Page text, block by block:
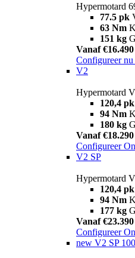
Hypermotard
77.5 pk
63 Nm
151 kg
Vanaf €16.490
Configureer nu
V2
Hypermotard
120,4 pk
94 Nm
180 kg
Vanaf €18.290
Configureer
V2 SP
Hypermotard
120,4 pk
94 Nm
177 kg
Vanaf €23.390
Configureer
new V2 SP 100